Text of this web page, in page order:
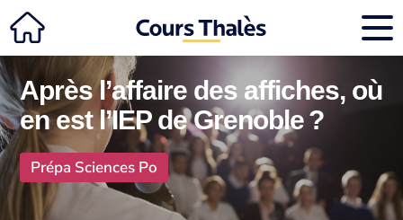
Après l’affaire des affiches, où
en est l’IEP de Grenoble ?
Prépa Sciences Po